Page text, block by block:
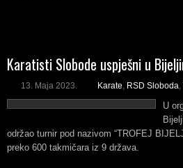
Karatisti Slobode uspješni u
13. Maja 2023. Karate, RSD Sloboda,
U
održao turnir pod nazivom “TROFEJ
preko 600 takmičara iz 9 država.